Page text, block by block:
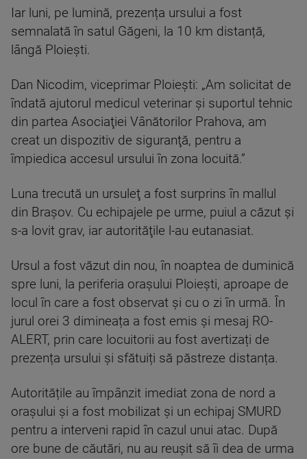
Iar luni, pe lumină, prezența ursului a fost
semnalată în satul Găgeni, la 10 km distanță,
lângă Ploiești.
Dan Nicodim, viceprimar Ploiești: „Am solicitat de
îndată ajutorul medicul veterinar şi suportul tehnic
din partea Asociaţiei Vânătorilor Prahova, am
creat un dispozitiv de siguranţă, pentru a
împiedica accesul ursului în zona locuită.”
Luna trecută un ursuleţ a fost surprins în mallul
din Braşov. Cu echipajele pe urme, puiul a căzut şi
s-a lovit grav, iar autorităţile l-au eutanasiat.
Ursul a fost văzut din nou, în noaptea de duminică
spre luni, la periferia orașului Ploiești, aproape de
locul în care a fost observat și cu o zi în urmă. În
jurul orei 3 dimineața a fost emis și mesaj RO-
ALERT, prin care locuitorii au fost avertizați de
prezența ursului și sfătuiți să păstreze distanța.
Autoritățile au împânzit imediat zona de nord a
orașului și a fost mobilizat și un echipaj SMURD
pentru a interveni rapid în cazul unui atac. După
ore bune de căutări, nu au reușit să îi dea de urma